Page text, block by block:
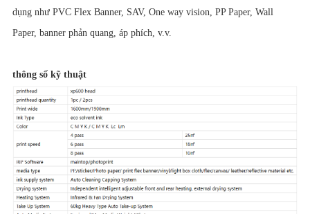
dụng như PVC Flex Banner, SAV, One way vision, PP Paper, Wall
Paper, banner phản quang, áp phích, v.v.
thông số kỹ thuật